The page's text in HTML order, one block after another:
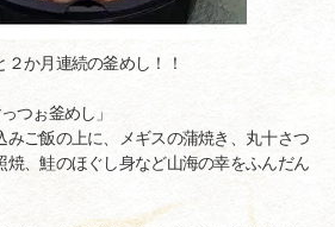
か月連続の釜めし！！
つぉ釜めし」
みご飯の上に、メギスの蒲焼き、丸十さつ
焼、鮭のほぐし身など山海の幸をふんだん